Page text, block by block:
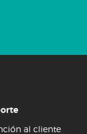
al cliente